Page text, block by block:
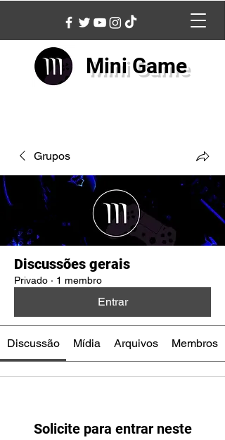
Mini Game
Grupos
Discussões gerais
Privado · 1 membro
Entrar
Discussão Mídia Arquivos Membros
Solicite para entrar neste